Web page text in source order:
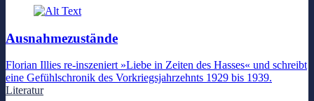
Ausnahmezustände
Florian Illies re-inszeniert »Liebe in Zeiten des Hasses« und schreibt
eine Gefühlschronik des Vorkriegsjahrzehnts 1929 bis 1939.
Literatur